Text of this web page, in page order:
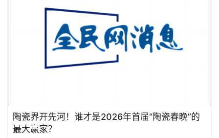
陶瓷界开先河！谁才是2026年首届“陶瓷春晚”的
最大赢家？